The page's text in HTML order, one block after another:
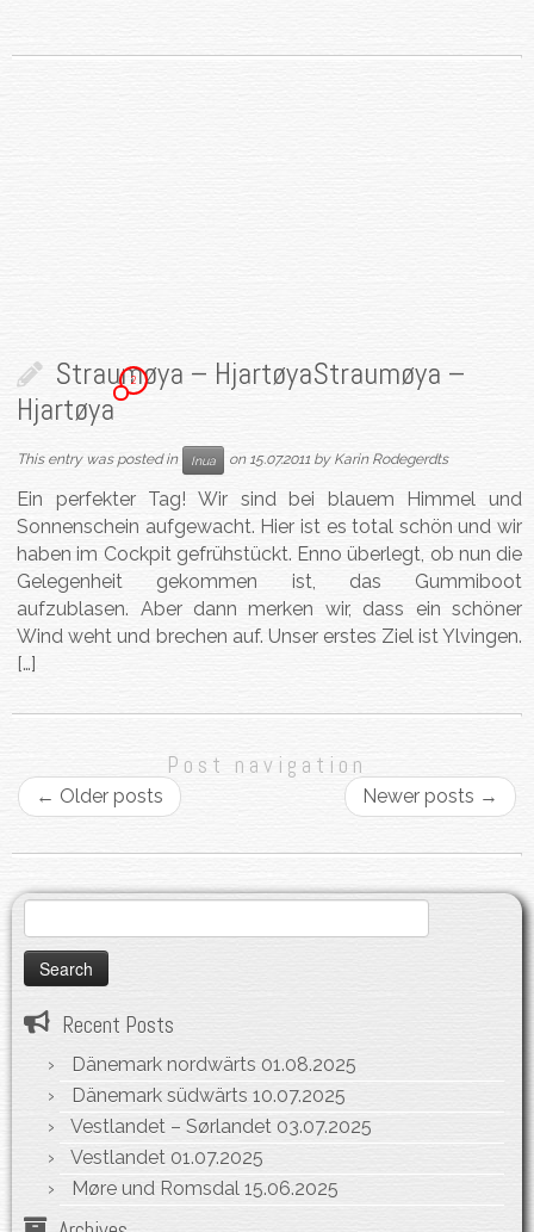
Straumøya – HjartøyaStraumøya –
Hjartøya
2
This entry was posted in Inua on 15.07.2011 by Karin Rodegerdts
Ein perfekter Tag! Wir sind bei blauem Himmel und
Sonnenschein aufgewacht. Hier ist es total schön und wir
haben im Cockpit gefrühstückt. Enno überlegt, ob nun die
Gelegenheit gekommen ist, das Gummiboot
aufzublasen. Aber dann merken wir, dass ein schöner
Wind weht und brechen auf. Unser erstes Ziel ist Ylvingen.
[…]
Post navigation
← Older posts Newer posts →
for:
Recent Posts
Dänemark nordwärts 01.08.2025
Dänemark südwärts 10.07.2025
Vestlandet – Sørlandet 03.07.2025
Vestlandet 01.07.2025
Møre und Romsdal 15.06.2025